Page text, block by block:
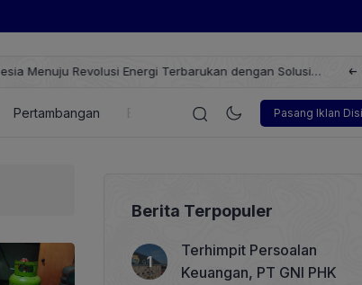
Menuju Revolusi Energi Terbarukan dengan Solusi
Pasang Iklan
Pertambangan Energi Korporasi Teknologi
Berita Terpopuler
Terhimpit Persoalan
Keuangan, PT GNI PHK